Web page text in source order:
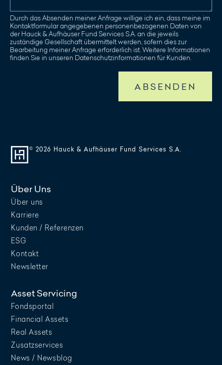
Durch das Absenden meiner Anfrage willige ich ein, dass meine im
Kontaktformular angegebenen personenbezogenen Daten von
der Hauck & Aufhäuser Fund Services S.A. an die jeweils
zuständige Gesellschaft übermittelt werden, sofern dies zur
Bearbeitung meiner Anfrage erforderlich ist. Weitere Informationen
finden Sie in unseren Datenschutzinformationen für Kunden.
ABSENDEN
© 2026 Hauck & Aufhäuser Fund Services S.A.
Über Uns
Über uns
Karriere
Kunden / Referenzen
ESG
Kontakt
Newsletter
Asset Servicing
Fondsportal
Financial Assets
Real Assets
Zusatzservices
News / Newsblog